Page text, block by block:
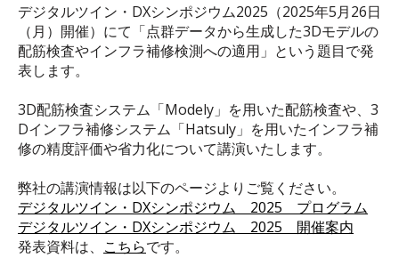
デジタルツイン・DXシンポジウム2025（2025年5月26日
（月）開催）にて「点群データから生成した3Dモデルの
配筋検査やインフラ補修検測への適用」という題目で発
表します。
3D配筋検査システム「Modely」を用いた配筋検査や、3
Dインフラ補修システム「Hatsuly」を用いたインフラ補
修の精度評価や省力化について講演いたします。
弊社の講演情報は以下のページよりご覧ください。
デジタルツイン・DXシンポジウム 2025 プログラム
デジタルツイン・DXシンポジウム 2025 開催案内
発表資料は、 こちらです。